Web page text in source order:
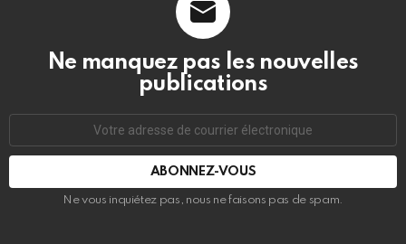
Ne manquez pas les nouvelles
publications
courrier
Ne vous inquiétez pas, nous ne faisons pas de spam.